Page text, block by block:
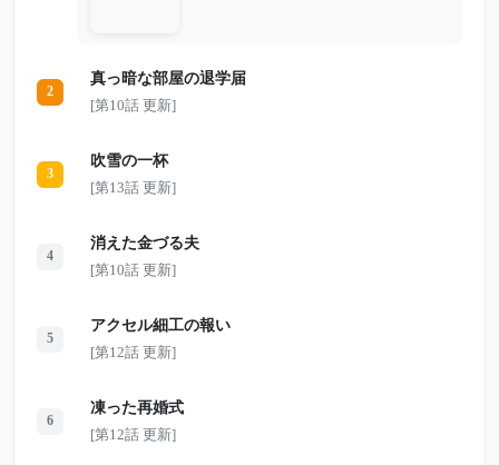
2
真っ暗な部屋の退学届
[第10話 更新]
3
吹雪の一杯
[第13話 更新]
4
消えた金づる夫
[第10話 更新]
5
アクセル細工の報い
[第12話 更新]
6
凍った再婚式
[第12話 更新]